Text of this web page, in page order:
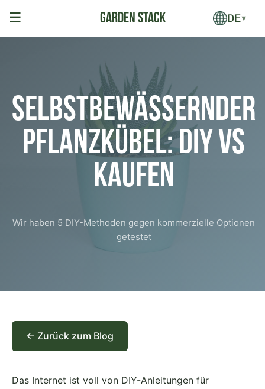
☰ DE▼
Selbstbewässernder
Pflanzkübel: DIY vs
Kaufen
Wir haben 5 DIY-Methoden gegen kommerzielle Optionen
getestet
← Zurück zum Blog
Das Internet ist voll von DIY-Anleitungen für